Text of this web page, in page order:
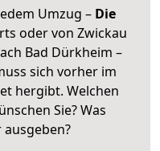
Umzug – Die
oder von Zwickau
Bad Dürkheim –
sich vorher im
hergibt. Welchen
Sie? Was